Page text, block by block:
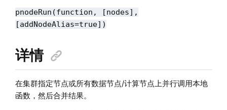
pnodeRun(function, [nodes],
[addNodeAlias=true])
详情
在集群指定节点或所有数据节点/计算节点上并行调用本地
函数，然后合并结果。